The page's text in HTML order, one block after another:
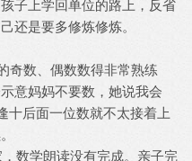
子上学回单位的路上，反省
还是要多修炼修炼。
数、偶数数得非常熟练
意妈妈不要数，她说我会
十后面一位数就不太接着上
学朗读没有完成。亲子完